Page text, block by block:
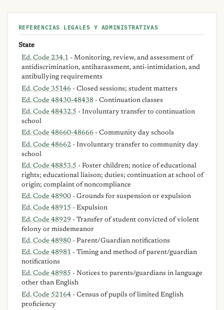
REFERENCIAS LEGALES Y ADMINISTRATIVAS
State
Ed. Code 234.1 - Monitoring, review, and assessment of
antidiscrimination, antiharassment, anti-intimidation, and
antibullying requirements
Ed. Code 35146 - Closed sessions; student matters
Ed. Code 48430-48438 - Continuation classes
Ed. Code 48432.5 - Involuntary transfer to continuation
school
Ed. Code 48660-48666 - Community day schools
Ed. Code 48662 - Involuntary transfer to community day
school
Ed. Code 48853.5 - Foster children; notice of educational
rights; educational liaison; duties; continuation at school of
origin; complaint of noncompliance
Ed. Code 48900 - Grounds for suspension or expulsion
Ed. Code 48915 - Expulsion
Ed. Code 48929 - Transfer of student convicted of violent
felony or misdemeanor
Ed. Code 48980 - Parent/Guardian notifications
Ed. Code 48981 - Timing and method of parent/guardian
notifications
Ed. Code 48985 - Notices to parents/guardians in language
other than English
Ed. Code 52164 - Census of pupils of limited English
proficiency